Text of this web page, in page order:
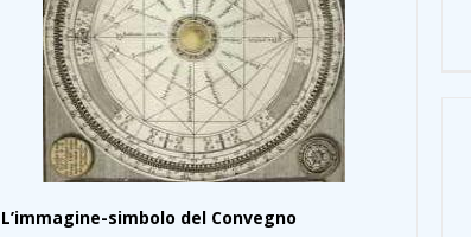
L’immagine-simbolo del Convegno